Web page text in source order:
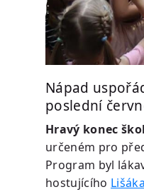
Nápad
poslední
Hravý konec
určeném pro
Program byl
hostujícího